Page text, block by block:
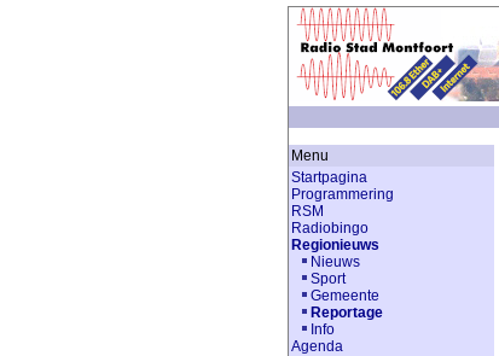
Menu
Startpagina
Programmering
RSM
Radiobingo
Regionieuws
Nieuws
Sport
Gemeente
Reportage
Info
Agenda